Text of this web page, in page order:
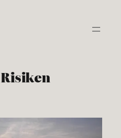
Risiken